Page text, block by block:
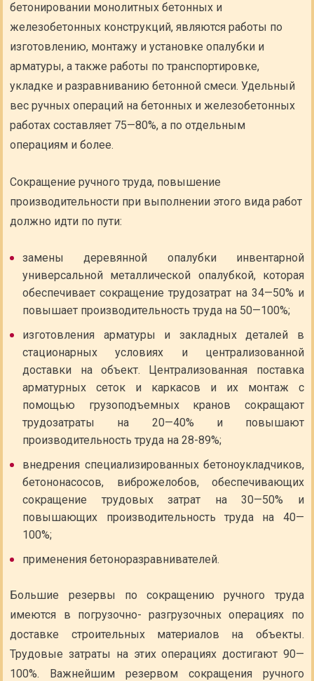
бетонировании монолитных бетонных и
железобетонных конструкций, являются работы по
изготовлению, монтажу и установке опалубки и
арматуры, а также работы по транспортировке,
укладке и разравниванию бетонной смеси. Удельный
вес ручных операций на бетонных и железобетонных
работах составляет 75—80%, а по отдельным
операциям и более.
Сокращение ручного труда, повышение
производительности при выполнении этого вида работ
должно идти по пути:
замены деревянной опалубки инвентарной
универсальной металлической опалубкой, которая
обеспечивает сокращение трудозатрат на 34—50% и
повышает производительность труда на 50—100%;
изготовления арматуры и закладных деталей в
стационарных условиях и централизованной
доставки на объект. Централизованная поставка
арматурных сеток и каркасов и их монтаж с
помощью грузоподъемных кранов сокращают
трудозатраты на 20—40% и повышают
производительность труда на 28-89%;
внедрения специализированных бетоноукладчиков,
бетононасосов, виброжелобов, обеспечивающих
сокращение трудовых затрат на 30—50% и
повышающих производительность труда на 40—
100%;
применения бетоноразравнивателей.
Большие резервы по сокращению ручного труда
имеются в погрузочно- разгрузочных операциях по
доставке строительных материалов на объекты.
Трудовые затраты на этих операциях достигают 90—
100%. Важнейшим резервом сокращения ручного